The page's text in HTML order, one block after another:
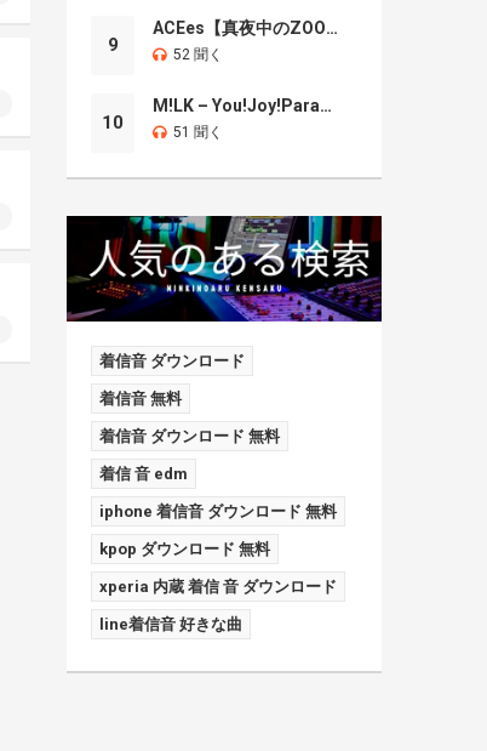
9
ACEes【真夜中のZOO】
52 聞く
10
M!LK – You!Joy!Parade!
51 聞く
着信音 ダウンロード
着信音 無料
着信音 ダウンロード 無料
着信 音 edm
iphone 着信音 ダウンロード 無料
kpop ダウンロード 無料
xperia 内蔵 着信 音 ダウンロード
line着信音 好きな曲